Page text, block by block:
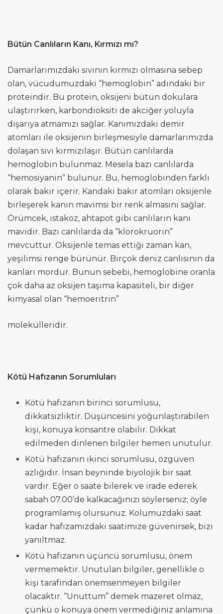
Bütün Canlıların Kanı, Kırmızı mı?
Damarlarımızdaki sıvının kırmızı olmasına sebep
olan, vücudumuzdaki “hemoglobin” adındaki bir
proteindir. Bu protein, oksijeni bütün dokulara
ulaştırırken, karbondioksiti de akciğer yoluyla
dışarıya atmamızı sağlar. Kanımızdaki demir
atomları ile oksijenin birleşmesiyle damarlarımızda
dolaşan sıvı kırmızılaşır. Bütün canlılarda
hemoglobin bulunmaz. Mesela bazı canlılarda
“hemosiyanin” bulunur. Bu, hemoglobinden farklı
olarak bakır içerir. Kandaki bakır atomları oksijenle
birleşerek kanın mavimsi bir renk almasını sağlar.
Örümcek, ıstakoz, ahtapot gibi canlıların kanı
mavidir. Bazı canlılarda da “klorokruorin”
mevcuttur. Oksijenle temas ettiği zaman kan,
yeşilimsi renge bürünür. Birçok deniz canlısının da
kanları mordur. Bunun sebebi, hemoglobine oranla
çok daha az oksijen taşıma kapasiteli, bir diğer
kimyasal olan “hemoeritrin”
molekülleridir.
Kötü Hafızanın Sorumluları
Kötü hafızanın birinci sorumlusu,
dikkatsizliktir. Düşüncesini yoğunlaştırabilen
kişi, konuya konsantre olabilir. Dikkat
edilmeden dinlenen bilgiler hemen unutulur.
Kötü hafızanın ikinci sorumlusu, özgüven
azlığıdır. İnsan beyninde biyolojik bir saat
vardır. Eğer o saate bilerek ve irade ederek
sabah 07.00’de kalkacağınızı söylerseniz; öyle
programlamış olursunuz. Kolumuzdaki saat
kadar hafızamızdaki saatimize güvenirsek, bizi
yanıltmaz.
Kötü hafızanın üçüncü sorumlusu, önem
vermemektir. Unutulan bilgiler, genellikle o
kişi tarafından önemsenmeyen bilgiler
olacaktır. “Unuttum” demek mazeret olmaz,
çünkü o konuya önem vermediğiniz anlamına